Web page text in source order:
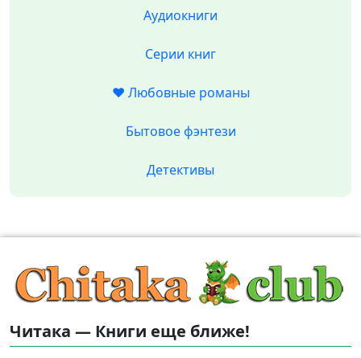
Аудиокниги
Серии книг
❤️ Любовные романы
Бытовое фэнтези
Детективы
Читака — Книги еще ближе!